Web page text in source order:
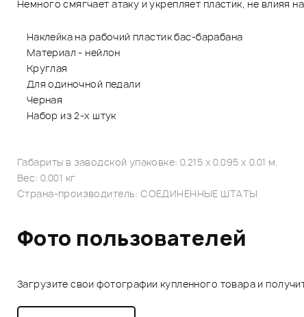
Немного смягчает атаку и укрепляет пластик, не влияя
Наклейка на рабочий пластик бас-барабана
Материал - нейлон
Круглая
Для одиночной педали
Черная
Набор из 2-х штук
Габариты в заводской упаковке: 0.215 x 0.095 x 0.01 м.
Вес: 0.001 кг
Страна-производитель: СОЕДИНЕННЫЕ ШТАТЫ
Фото пользователей
Загрузите свои фотографии купленного товара и